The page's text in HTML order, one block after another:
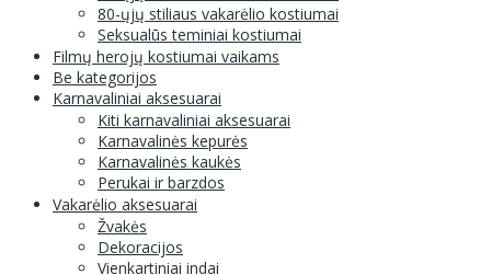
80-ųjų stiliaus vakarėlio kostiumai
Seksualūs teminiai kostiumai
Filmų herojų kostiumai vaikams
Be kategorijos
Karnavaliniai aksesuarai
Kiti karnavaliniai aksesuarai
Karnavalinės kepurės
Karnavalinės kaukės
Perukai ir barzdos
Vakarėlio aksesuarai
Žvakės
Dekoracijos
Vienkartiniai indai